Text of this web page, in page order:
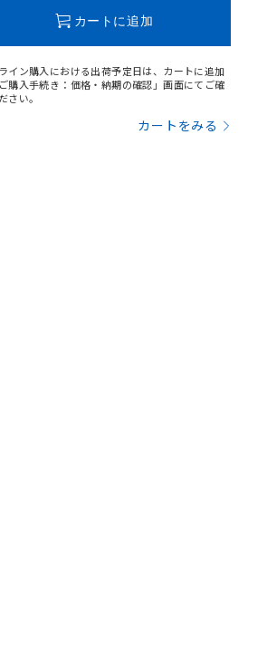
カートに追加
イン購入における出荷予定日は、カートに追加
購入手続き：価格・納期の確認」画面にてご確
さい。
カートをみる